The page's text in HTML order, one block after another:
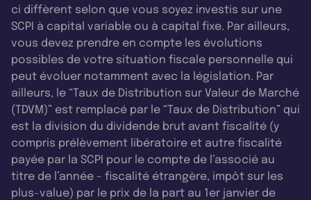
ci diffèrent selon que vous soyez investis sur une
SCPI à capital variable ou à capital fixe. Par ailleurs,
vous devez prendre en compte les évolutions
possibles de votre situation fiscale personnelle qui
peut évoluer notamment avec la législation. Par
ailleurs, le “Taux de Distribution sur Valeur de Marché
(TDVM)” est remplacé par le “Taux de Distribution” qui
est la division du dividende brut avant fiscalité (y
compris prélèvement libératoire et autre fiscalité
payée par la SCPI pour le compte de l’associé au
titre de l’année - fiscalité étrangère, impôt sur les
plus-value) par le prix de la part au 1er janvier de